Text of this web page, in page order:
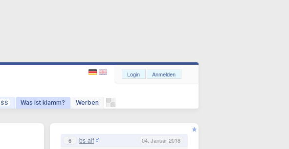
$$ Was ist klamm? Werben
Login Anmelden
6 bs-alf 04. Januar 2018